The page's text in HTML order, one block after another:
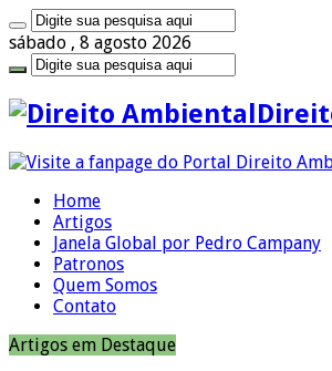
sábado , 8 agosto 2026
Home
Artigos
Janela Global por Pedro Campany
Patronos
Quem Somos
Contato
Artigos em Destaque